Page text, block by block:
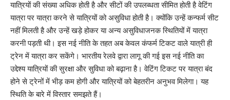
यात्रियों की संख्या अधिक होती है और सीटों की उपलब्धता सीमित होती है वेटिंग
यात्रा पर यात्रा करने से यात्रियों को असुविधा होती है। क्योंकि उन्हें कन्फर्म सीट
नहीं मिलती है और उन्हें खड़े होकर या अन्य असुविधाजनक स्थितियों में यात्रा
करनी पड़ती थी। इस नई नीति के तहत अब केवल कंफर्म टिकट वाले यात्री ही
ट्रेन में यात्रा कर सकेंगे। भारतीय रेलवे द्वारा लागू की गई इस नई नीति का
उद्देश्य यात्रियों की सुरक्षा और सुविधा को बढ़ाना है। वेटिंग टिकट पर यात्रा बंद
होने से ट्रेनों में भीड़ कम होगी और यात्रियों को बेहतरीन अनुभव मिलेगा। यह
स्थिति के बारे में विस्तार समझते हैं।